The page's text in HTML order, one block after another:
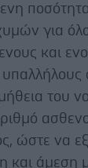
για
και
του
ώστε να
και άμεση